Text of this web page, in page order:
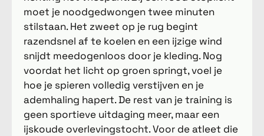
moet je noodgedwongen twee minuten
stilstaan. Het zweet op je rug begint
razendsnel af te koelen en een ijzige wind
snijdt meedogenloos door je kleding. Nog
voordat het licht op groen springt, voel je
hoe je spieren volledig verstijven en je
ademhaling hapert. De rest van je training is
geen sportieve uitdaging meer, maar een
ijskoude overlevingstocht. Voor de atleet die